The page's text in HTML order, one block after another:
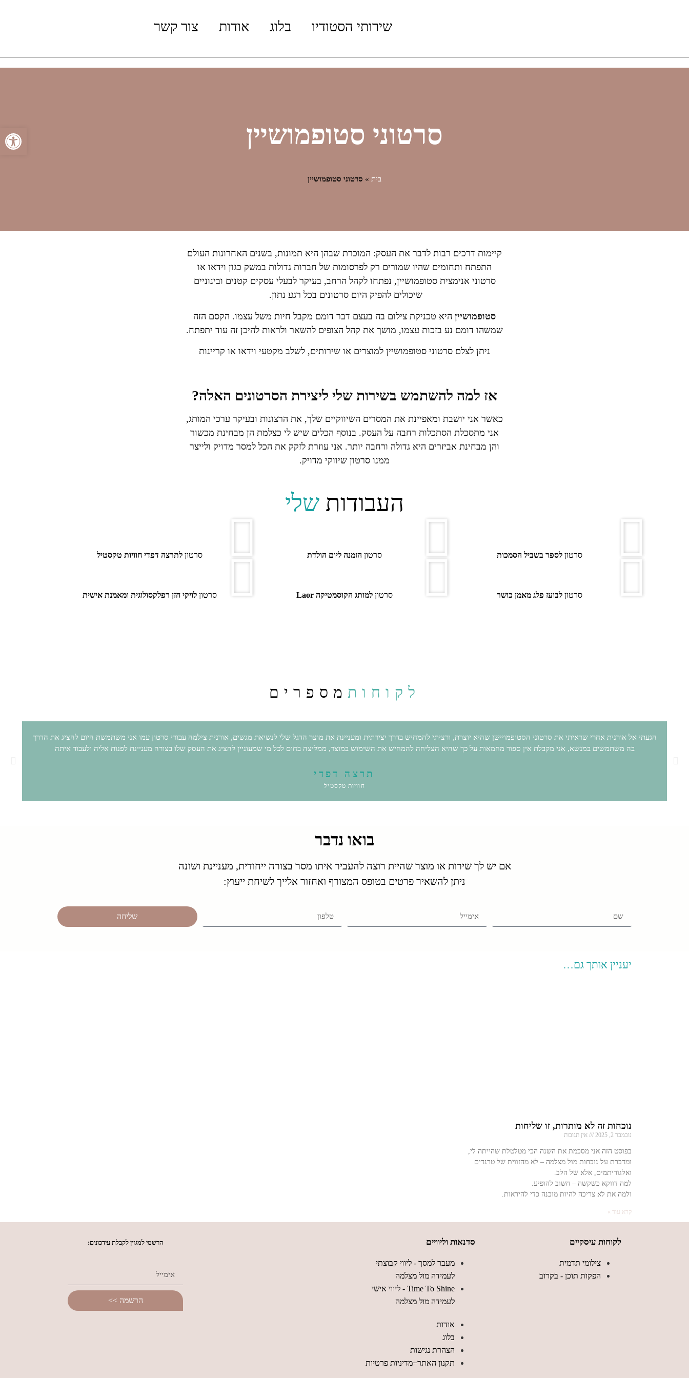
שירותי הסטודיו בלוג אודות צור קשר
סרטוני סטופמושיין
בית » סרטוני סטופמושיין
קיימות דרכים רבות לדבר את העסק: המוכרת שבהן היא תמונות, בשנים האחרונות העולם
התפתח ותחומים שהיו שמורים רק לפרסומות של חברות גדולות במשק כגון וידאו או
סרטוני אנימצית סטופמושיין, נפתחו לקהל הרחב, בעיקר לבעלי עסקים קטנים ובינוניים
שיכולים להפיק היום סרטונים בכל רגע נתון.
סטופמושיין היא טכניקת צילום בה בעצם דבר דומם מקבל חיות משל עצמו. הקסם הזה
שמשהו דומם נע בזכות עצמו, מושך את קהל הצופים להשאר ולראות להיכן זה עוד יתפתח.
ניתן לצלם סרטוני סטופמושיין למוצרים או שירותים, לשלב מקטעי וידאו או קריינות
אז למה להשתמש בשירות שלי ליצירת הסרטונים האלה?
כאשר אני יושבת ומאפיינת את המסרים השיווקיים שלך, את הרצונות ובעיקר ערכי המותג,
אני מתסכלת הסתכלות רחבה על העסק. בנוסף הכלים שיש לי כצלמת הן מבחינת מכשור
והן מבחינת אביזרים היא גדולה ורחבה יותר. אני עוזרת לזקק את הכל למסר מדויק ולייצר
ממנו סרטון שיווקי מדויק.
העבודות שלי
סרטוןלספר בשביל הסמכות סרטון הזמנה ליום הולדת סרטון לתרצה דפדי חוויות טקסטיל
סרטוןלבועז פלג מאמן כושר סרטון למותג הקוסמטיקה Laor סרטון לויקי חזן רפלקסולוגית ומאמנת אישית
לקוחות מספרים
הגעתי אל אורנית אחרי שראיתי את סרטוני הסטופמויישן שהיא יוצרת, ורציתי להמחיש בדרך יצירתית ומעניינת את מוצר הדגל שלי לנשיאת מגשים, אורנית צילמה עבורי סרטון עמו אני משתמשת היום להציג את הדרך
בה משתמשים במנשא, אני מקבלת אין ספור מחמאות על כך שהיא הצליחה להמחיש את השימוש במוצר, ממליצה בחום לכל מי שמעוניין להציג את העסק שלו בצורה מעניינת לפנות אליה ולעבוד איתה
תרצה דפדי
חוויות טקסטיל
בואו נדבר
אם יש לך שירות או מוצר שהיית רוצה להעביר איתו מסר בצורה ייחודית, מעניינת ושונה
ניתן להשאיר פרטים בטופס המצורף ואחזור אלייך לשיחת ייעוץ:
שליחה
יעניין אותך גם…
נוכחות זה לא מותרות, זו שליחות
נובמבר 2, 2025 אין תגובות
בפוסט הזה אני מסכמת את השנה הכי מטלטלת שהייתה לי,
ומדברת על נוכחות מול מצלמה – לא מהזווית של טרנדים
ואלגוריתמים, אלא של הלב.
למה דווקא כשקשה – חשוב להופיע.
ולמה את לא צריכה להיות מוכנה כדי להיראות.
קרא עוד »
לקוחות עיסקיים
צילומי תדמית
הפקות תוכן - בקרוב
סדנאות וליוויים
מעבר למסך - ליווי קבוצתי
לעמידה מול מצלמה
Time To Shine - ליווי אישי
לעמידה מול מצלמה
אודות
בלוג
הצהרת נגישות
תקנון האתר+מדיניות פרטיות
הרשמי למגזין לקבלת עידכונים:
הרשמה >>
פתח